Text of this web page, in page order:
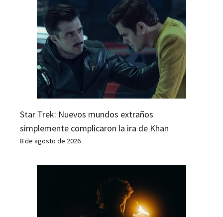
Star Trek: Nuevos mundos extraños
simplemente complicaron la ira de Khan
8 de agosto de 2026